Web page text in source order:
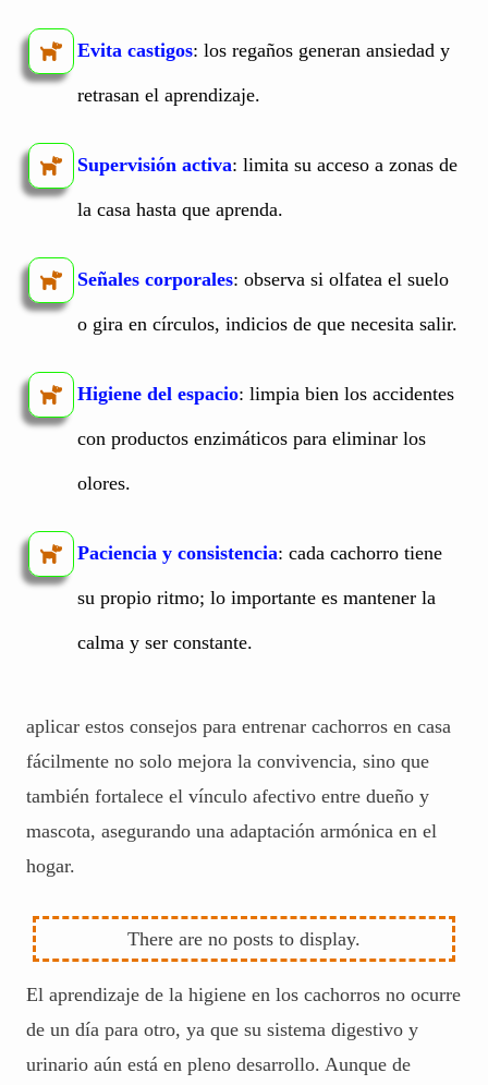
Evita castigos: los regaños generan ansiedad y
retrasan el aprendizaje.
Supervisión activa: limita su acceso a zonas de
la casa hasta que aprenda.
Señales corporales: observa si olfatea el suelo
o gira en círculos, indicios de que necesita salir.
Higiene del espacio: limpia bien los accidentes
con productos enzimáticos para eliminar los
olores.
Paciencia y consistencia: cada cachorro tiene
su propio ritmo; lo importante es mantener la
calma y ser constante.
aplicar estos consejos para entrenar cachorros en casa
fácilmente no solo mejora la convivencia, sino que
también fortalece el vínculo afectivo entre dueño y
mascota, asegurando una adaptación armónica en el
hogar.
El aprendizaje de la higiene en los cachorros no ocurre
de un día para otro, ya que su sistema digestivo y
urinario aún está en pleno desarrollo. Aunque de